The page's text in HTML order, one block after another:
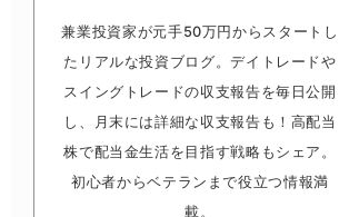
兼業投資家が元手50万円からスタートし
たリアルな投資ブログ。デイトレードや
スイングトレードの収支報告を毎日公開
し、月末には詳細な収支報告も！高配当
株で配当金生活を目指す戦略もシェア。
初心者からベテランまで役立つ情報満
載。